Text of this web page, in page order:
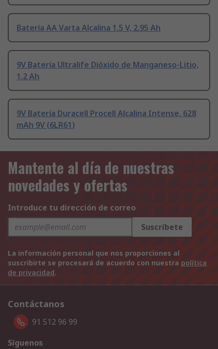
Batería AA Varta Alcalina 1.5 V, 2.95 Ah
9V Batería Ultralife Dióxido de Manganeso-Litio,
1.2 Ah
9V Batería Duracell Procell Alcalina Intense, 628
mAh 9V (6LR61)
Mantente al día de nuestras
novedades y ofertas
Introduce tu dirección de correo
Suscríbete
La información personal que nos proporciones al
suscribirte se procesará de acuerdo con nuestra política
de privacidad.
Contáctanos
91 512 96 99
Síguenos